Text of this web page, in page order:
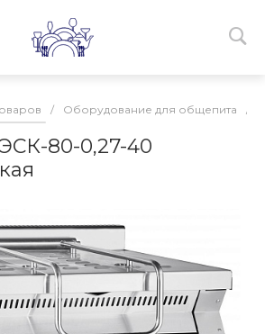
/ Оборудование для общепита /
80-0,27-40